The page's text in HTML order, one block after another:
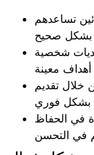
تساعدهم
شخصية
خلال تقديم
في الحفاظ